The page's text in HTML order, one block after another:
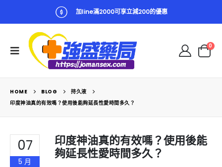
加line滿2000可享立減200的優惠
0
HOME BLOG
持久液
印度神油真的有效嗎？使用後能夠延長性愛時間多久？
07
5 月
印度神油真的有效嗎？使用後能
夠延長性愛時間多久？